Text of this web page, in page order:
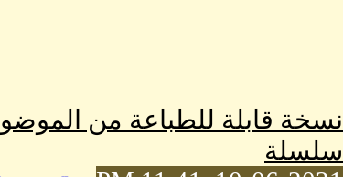
نسخة قابلة للطباعة من
سلسلة